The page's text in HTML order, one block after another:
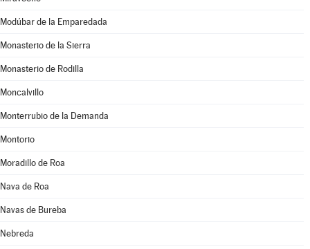
Modúbar de la Emparedada
Monasterio de la Sierra
Monasterio de Rodilla
Moncalvillo
Monterrubio de la Demanda
Montorio
Moradillo de Roa
Nava de Roa
Navas de Bureba
Nebreda